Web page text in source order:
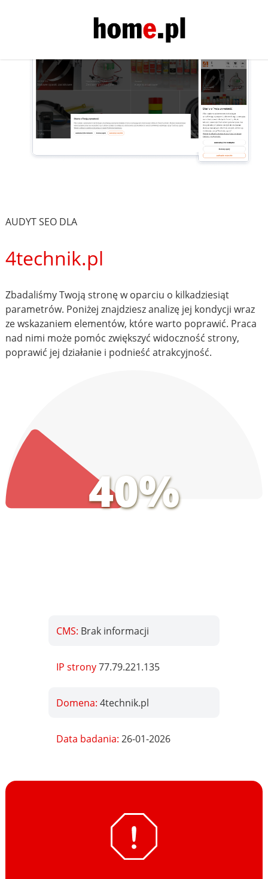
AUDYT SEO DLA
4technik.pl
Zbadaliśmy Twoją stronę w oparciu o kilkadziesiąt
parametrów. Poniżej znajdziesz analizę jej kondycji wraz
ze wskazaniem elementów, które warto poprawić. Praca
nad nimi może pomóc zwiększyć widoczność strony,
poprawić jej działanie i podnieść atrakcyjność.
40%
CMS: Brak informacji
IP strony77.79.221.135
Domena:4technik.pl
Data badania:26-01-2026